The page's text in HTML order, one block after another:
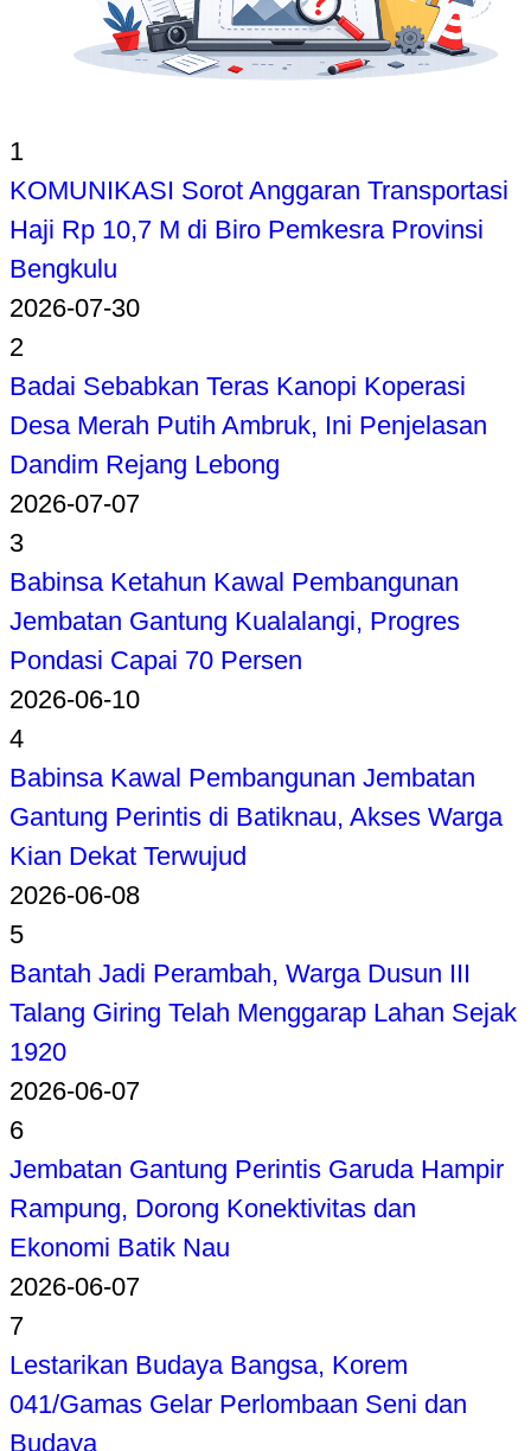
1
KOMUNIKASI Sorot Anggaran Transportasi
Haji Rp 10,7 M di Biro Pemkesra Provinsi
Bengkulu
2026-07-30
2
Badai Sebabkan Teras Kanopi Koperasi
Desa Merah Putih Ambruk, Ini Penjelasan
Dandim Rejang Lebong
2026-07-07
3
Babinsa Ketahun Kawal Pembangunan
Jembatan Gantung Kualalangi, Progres
Pondasi Capai 70 Persen
2026-06-10
4
Babinsa Kawal Pembangunan Jembatan
Gantung Perintis di Batiknau, Akses Warga
Kian Dekat Terwujud
2026-06-08
5
Bantah Jadi Perambah, Warga Dusun III
Talang Giring Telah Menggarap Lahan Sejak
1920
2026-06-07
6
Jembatan Gantung Perintis Garuda Hampir
Rampung, Dorong Konektivitas dan
Ekonomi Batik Nau
2026-06-07
7
Lestarikan Budaya Bangsa, Korem
041/Gamas Gelar Perlombaan Seni dan
Budaya